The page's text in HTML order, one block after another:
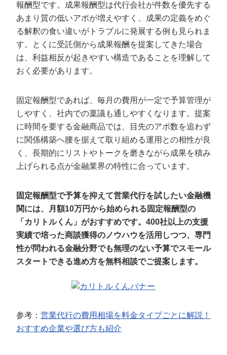
報酬型です。成果報酬型は代行会社が件数を優先する
あまり質の低いアポが増えやすく、成果の定義をめぐ
る解釈の食い違いがトラブルに発展する例も見られま
す。とくに受託側から成果報酬を提案してきた場合
は、利益相反が起きやすい構造であることを理解して
おく必要があります。
固定報酬型であれば、毎月の費用が一定で予算管理が
しやすく、社内での稟議も通しやすくなります。提案
に時間を要する金融商品では、目先のアポ数を追わず
に関係構築へ腰を据えて取り組める運用との相性が良
く、長期的にリストやトークを磨きながら成果を積み
上げられる点が金融業界の特性に合っています。
固定報酬型で予算を抑えて営業代行を試したい金融機
関には、月額10万円から始められる固定報酬型の
「カリトルくん」がおすすめです。400社以上の支援
実績で培った商談獲得のノウハウを活用しつつ、専門
性が問われる金融分野でも無理のない予算でスモール
スタートできる進め方を無料相談でご提案します。
参考： 営業代行の費用相場を料金タイプごとに解説！
おすすめ企業や選び方も紹介